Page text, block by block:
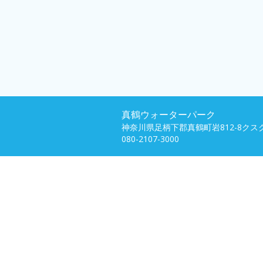
真鶴ウォーターパーク
神奈川県足柄下郡真鶴町岩812-8クス
080-2107-3000